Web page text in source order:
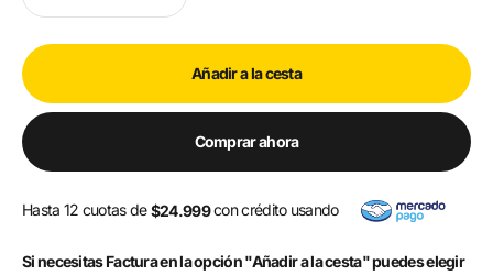
Añadir a la cesta
Comprar ahora
Hasta 12 cuotas de$24.999con crédito usando
Si necesitas Factura en la opción "Añadir a la cesta" puedes elegir